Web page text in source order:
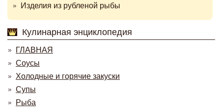
Изделия из рубленой рыбы
Кулинарная энциклопедия
ГЛАВНАЯ
Соусы
Холодные и горячие закуски
Супы
Рыба